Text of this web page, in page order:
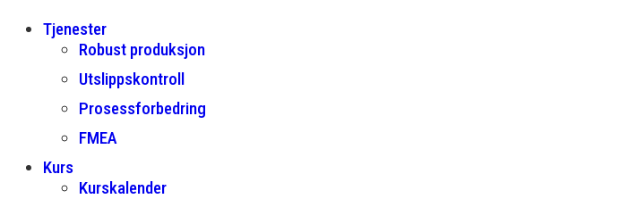
Tjenester
Robust produksjon
Utslippskontroll
Prosessforbedring
FMEA
Kurs
Kurskalender